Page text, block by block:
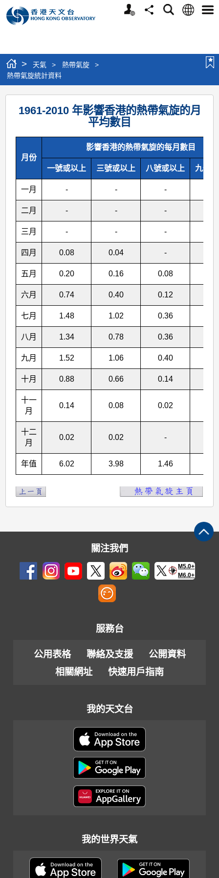
個
分
搜
語
選
> 天氣 > 熱帶氣旋
>
熱帶氣旋統計資料
熱
帶
計
1961-2010 年影響香港的熱帶氣旋的月
平均數目
月份
影響香港的熱帶氣旋的每月數目
一號或以上 三號或以上 八號或以上 九號
一月 - - -
二月 - - -
三月 - - -
四月 0.08 0.04 -
五月 0.20 0.16 0.08
六月 0.74 0.40 0.12
七月 1.48 1.02 0.36
八月 1.34 0.78 0.36
九月 1.52 1.06 0.40
十月 0.88 0.66 0.14
十一
月
0.14 0.08 0.02
十二
月
0.02 0.02 -
年值 6.02 3.98 1.46
關注我們
M5.0+
M6.0+
服務台
公用表格 聯絡及支援
公開資料
相關網址
快速用戶指南
我的天文台
我的世界天氣